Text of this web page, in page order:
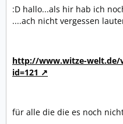
:D hallo...als hir hab ich
....ach nicht vergessen
http://www.witze-welt.de/
id=121
für alle die die es noch